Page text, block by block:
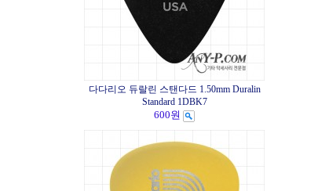
다다리오 듀랄린 스탠다드 1.50mm Duralin
Standard 1DBK7
600원